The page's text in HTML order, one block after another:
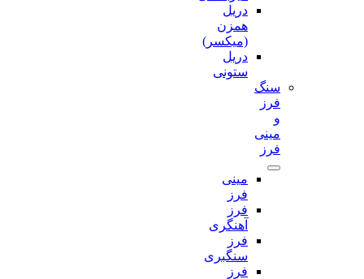
دریل
همزن
(میکسر)
دریل
ستونی
سنگ
مینی
فرز
آهنگری
فرز
سنگبری
فرز